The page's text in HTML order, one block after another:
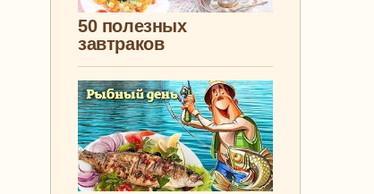
50 полезных
завтраков